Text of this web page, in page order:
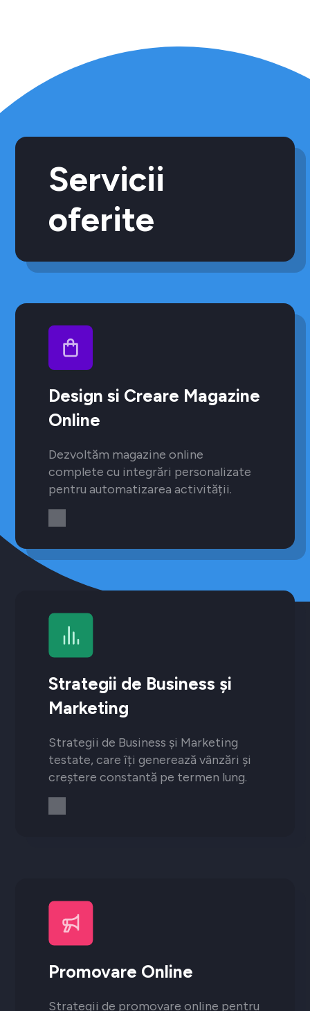
Servicii
oferite
Design si Creare Magazine
Online
Dezvoltăm magazine online
complete cu integrări personalizate
pentru automatizarea activității.
Strategii de Business și
Marketing
Strategii de Business și Marketing
testate, care îți generează vânzări și
creștere constantă pe termen lung.
Promovare Online
Strategii de promovare online pentru